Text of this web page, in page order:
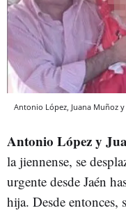
Antonio López, Juana Muñoz
Antonio López y
la jiennense, se
urgente desde Jaén
hija. Desde entonces,